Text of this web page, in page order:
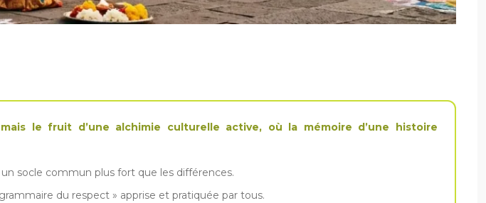
le fruit d’une alchimie culturelle active, où la mémoire d’une histoire
socle commun plus fort que les différences.
du respect » apprise et pratiquée par tous.